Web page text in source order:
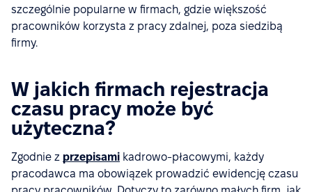
szczególnie popularne w firmach, gdzie większość
pracowników korzysta z pracy zdalnej, poza siedzibą
firmy.
W jakich firmach rejestracja
czasu pracy może być
użyteczna?
Zgodnie z przepisami kadrowo-płacowymi, każdy
pracodawca ma obowiązek prowadzić ewidencję czasu